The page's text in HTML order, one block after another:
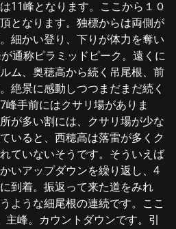
11峰となります。ここから１０
となります。独標からは両側が
細かい登り、下りが体力を奪い
通称ピラミッドピーク。遠くに
ム、奥穂高から続く吊尾根、前
絶景に感動しつつまだまだ続く
手前にはクサリ場がありま
が多い割には、クサリ場が少な
いると、西穂高は落雷が多くク
ていないそうです。そういえば
いアップダウンを繰り返し、4
到着。振返って来た道をみれ
ような細尾根の連続です。ここ
主峰。カウントダウンです。引